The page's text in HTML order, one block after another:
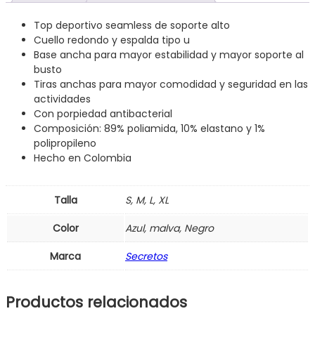
Top deportivo seamless de soporte alto
Cuello redondo y espalda tipo u
Base ancha para mayor estabilidad y mayor soporte al
busto
Tiras anchas para mayor comodidad y seguridad en las
actividades
Con porpiedad antibacterial
Composición: 89% poliamida, 10% elastano y 1%
polipropileno
Hecho en Colombia
Talla
S, M, L, XL
Color
Azul, malva, Negro
Marca
Secretos
Productos relacionados